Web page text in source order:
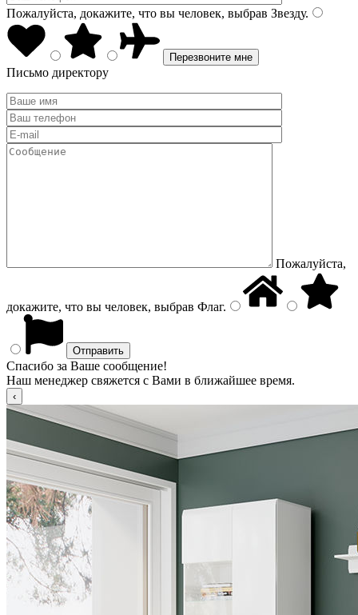
Пожалуйста, докажите, что вы человек, выбрав Звезду.
Письмо директору
Пожалуйста,
докажите, что вы человек, выбрав Флаг.
Спасибо за Ваше сообщение!
Наш менеджер свяжется с Вами в ближайшее время.